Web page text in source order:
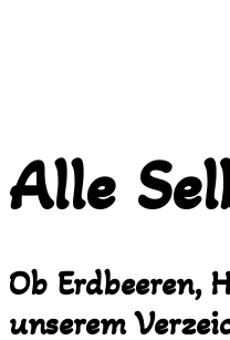
Alle
Ob Erdbeeren,
unserem